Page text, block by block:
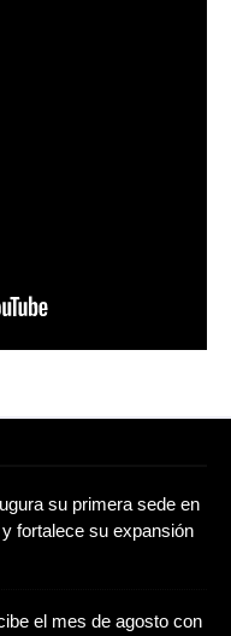
su primera sede en
fortalece su expansión
el mes de agosto con